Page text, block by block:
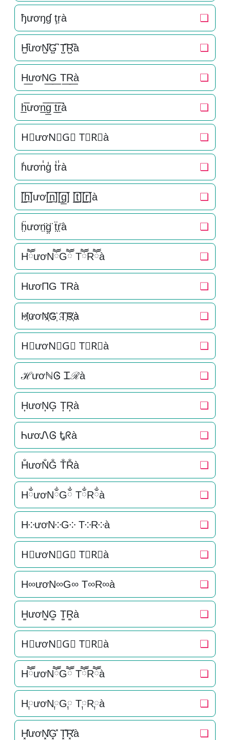
ђươŋɠ ţŗà ❏
H̺͆ươN̺͆G̺͆ T̺͆R̺͆à ❏
H͟ươN͟G͟ T͟R͟à ❏
h̲̅ươn̲̅g̲̅ t̲̅r̲̅à ❏
H⃣ươN⃣G⃣ T⃣R⃣à ❏
h̾ươn̾g̾ t̾r̾à ❏
[̲̅h̲̅]ươ[̲̅n̲̅][̲̅g̲̅] [̲̅t̲̅][̲̅r̲̅]à ❏
ḧ̤ươn̤̈g̤̈ ẗ̤r̤̈à ❏
HཽươNཽGཽ TཽRཽà ❏
HươΠG TRà ❏
H҉ươN҉G҉ T҉R҉à ❏
H⃜ươN⃜G⃜ T⃜R⃜à ❏
ℋươℕᎶ Ꮖℛà ❏
H͎ươN͎G͎ T͎R͎à ❏
ᏂươᏁᎶ Ꮏᖇà ❏
H̐ươN̐G̐ T̐R̐à ❏
HྂươNྂGྂ TྂRྂà ❏
H༶ươN༶G༶ T༶R༶à ❏
H⃕ươN⃕G⃕ T⃕R⃕à ❏
H∞ươN∞G∞ T∞R∞à ❏
H͚ươN͚G͚ T͚R͚à ❏
H⃒ươN⃒G⃒ T⃒R⃒à ❏
HཽươNཽGཽ TཽRཽà ❏
H༙ươN༙G༙ T༙R༙à ❏
H͓̽ươN͓̽G͓̽ T͓̽R͓̽à ❏